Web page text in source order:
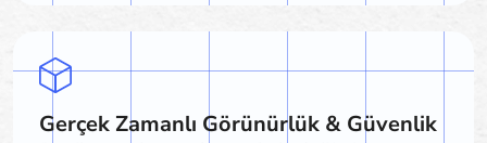
Gerçek Zamanlı Görünürlük & Güvenlik